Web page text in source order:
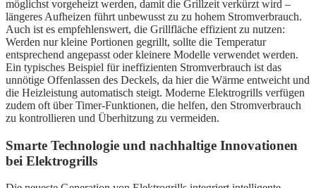
möglichst vorgeheizt werden, damit die Grillzeit verkürzt wird –
längeres Aufheizen führt unbewusst zu zu hohem Stromverbrauch.
Auch ist es empfehlenswert, die Grillfläche effizient zu nutzen:
Werden nur kleine Portionen gegrillt, sollte die Temperatur
entsprechend angepasst oder kleinere Modelle verwendet werden.
Ein typisches Beispiel für ineffizienten Stromverbrauch ist das
unnötige Offenlassen des Deckels, da hier die Wärme entweicht und
die Heizleistung automatisch steigt. Moderne Elektrogrills verfügen
zudem oft über Timer-Funktionen, die helfen, den Stromverbrauch
zu kontrollieren und Überhitzung zu vermeiden.
Smarte Technologie und nachhaltige Innovationen
bei Elektrogrills